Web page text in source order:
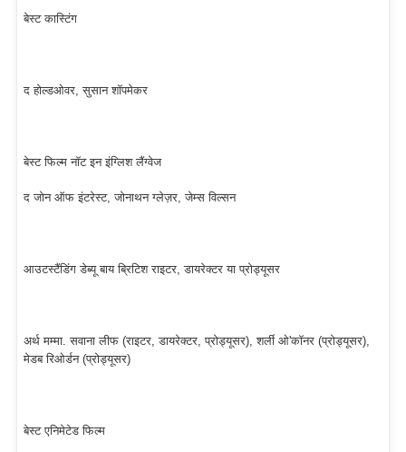
बेस्ट कास्टिंग
द होल्डओवर, सुसान शॉपमेकर
बेस्ट फिल्म नॉट इन इंग्लिश लैंग्वेज
द जोन ऑफ इंटरेस्ट, जोनाथन ग्लेज़र, जेम्स विल्सन
आउटस्टैंडिंग डेब्यू बाय ब्रिटिश राइटर, डायरेक्टर या प्रोड्यूसर
अर्थ मम्मा. सवाना लीफ (राइटर, डायरेक्टर, प्रोड्यूसर), शर्ली ओ'कॉनर (प्रोड्यूसर),
मेडब रिओर्डन (प्रोड्यूसर)
बेस्ट एनिमेटेड फिल्म